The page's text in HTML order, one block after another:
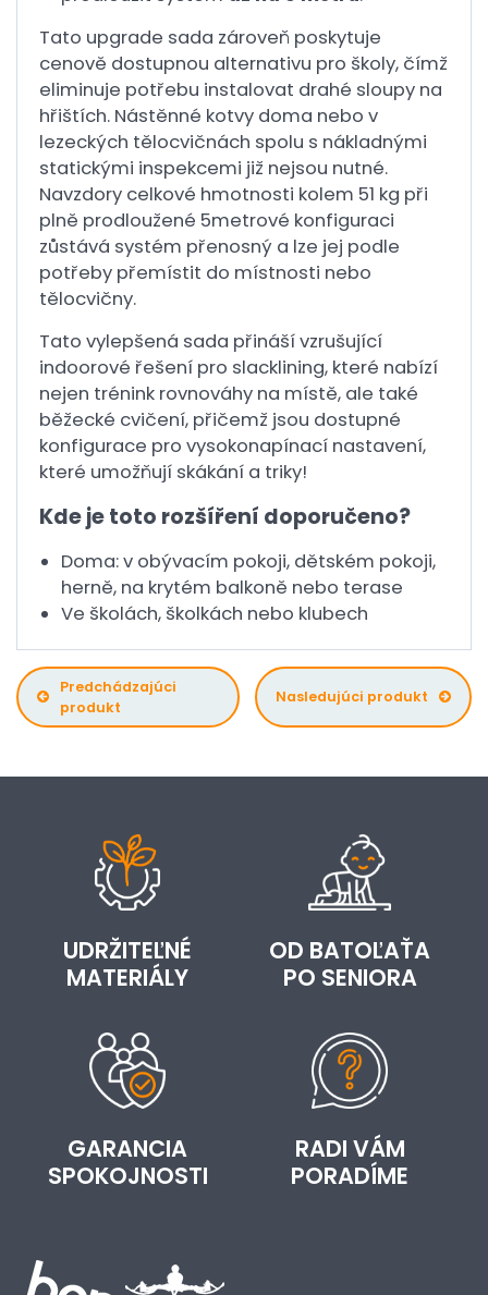
Tato upgrade sada zároveň poskytuje
cenově dostupnou alternativu pro školy, čímž
eliminuje potřebu instalovat drahé sloupy na
hřištích. Nástěnné kotvy doma nebo v
lezeckých tělocvičnách spolu s nákladnými
statickými inspekcemi již nejsou nutné.
Navzdory celkové hmotnosti kolem 51 kg při
plně prodloužené 5metrové konfiguraci
zůstává systém přenosný a lze jej podle
potřeby přemístit do místnosti nebo
tělocvičny.
Tato vylepšená sada přináší vzrušující
indoorové řešení pro slacklining, které nabízí
nejen trénink rovnováhy na místě, ale také
běžecké cvičení, přičemž jsou dostupné
konfigurace pro vysokonapínací nastavení,
které umožňují skákání a triky!
Kde je toto rozšíření doporučeno?
Doma: v obývacím pokoji, dětském pokoji,
herně, na krytém balkoně nebo terase
Ve školách, školkách nebo klubech
Predchádzajúci
produkt
Nasledujúci produkt
UDRŽITEĽNÉ
MATERIÁLY
OD BATOĽAŤA
PO SENIORA
GARANCIA
SPOKOJNOSTI
RADI VÁM
PORADÍME